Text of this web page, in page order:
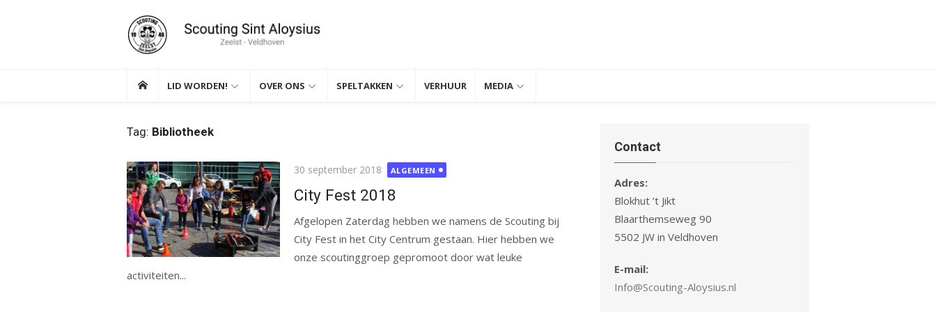
LID WORDEN! OVER ONS SPELTAKKEN VERHUUR MEDIA
Tag: Bibliotheek
Gepubliceerd
30 september 2018 ALGEMEEN
City Fest 2018
Afgelopen Zaterdag hebben we namens de Scouting bij
City Fest in het City Centrum gestaan. Hier hebben we
onze scoutinggroep gepromoot door wat leuke
activiteiten...
Contact
Adres:
Blokhut ’t Jikt
Blaarthemseweg 90
5502 JW in Veldhoven
E-mail:
Info@Scouting-Aloysius.nl